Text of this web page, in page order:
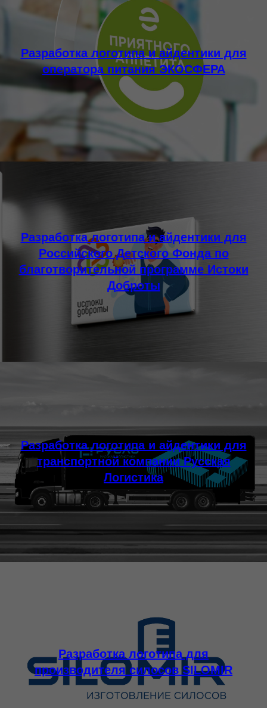
Разработка логотипа и айдентики для
оператора питания ЭКОСФЕРА
Разработка логотипа и айдентики для
Российского Детского Фонда по
благотворительной программе Истоки
Доброты
Разработка логотипа и айдентики для
транспортной компании Русская
Логистика
Разработка логотипа для
производителя силосов SILOMIR